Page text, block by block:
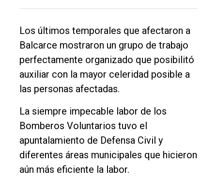
Inicio
Tendencia
Int.
General
Política
Cultura
Entrevistas
Rural
Deportes
Los últimos temporales que afectaron a
Balcarce mostraron un grupo de trabajo
perfectamente organizado que posibilitó
auxiliar con la mayor celeridad posible a
las personas afectadas.
La siempre impecable labor de los
Bomberos Voluntarios tuvo el
apuntalamiento de Defensa Civil y
diferentes áreas municipales que hicieron
aún más eficiente la labor.